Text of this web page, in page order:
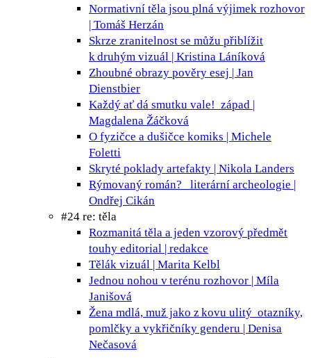
Normativní těla jsou plná výjimek rozhovor
| Tomáš Herzán
Skrze zranitelnost se můžu přiblížit
k druhým vizuál | Kristina Láníková
Zhoubné obrazy pověry esej | Jan
Dienstbier
Každý ať dá smutku vale! západ |
Magdalena Žáčková
O fyzičce a dušičce komiks | Michele
Foletti
Skryté poklady artefakty | Nikola Landers
Rýmovaný román?
literární archeologie |
Ondřej Cikán
#24 re: těla
Rozmanitá těla a jeden vzorový předmět
touhy editorial | redakce
Tělák vizuál | Marita Kelbl
Jednou nohou v terénu rozhovor | Míla
Janišová
Žena mdlá, muž jako z kovu ulitý otazníky,
pomlčky a vykřičníky genderu | Denisa
Nečasová